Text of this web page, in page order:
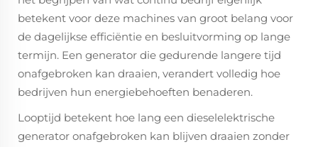
betekent voor deze machines van groot belang voor
de dagelijkse efficiëntie en besluitvorming op lange
termijn. Een generator die gedurende langere tijd
onafgebroken kan draaien, verandert volledig hoe
bedrijven hun energiebehoeften benaderen.
Looptijd betekent hoe lang een dieselelektrische
generator onafgebroken kan blijven draaien zonder